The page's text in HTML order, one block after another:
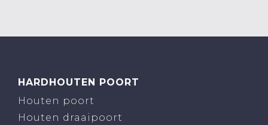
HARDHOUTEN POORT
Houten poort
Houten draaipoort